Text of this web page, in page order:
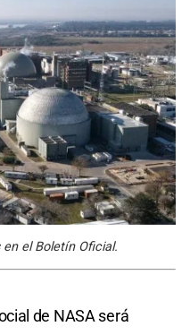
el Boletín Oficial.
de NASA será